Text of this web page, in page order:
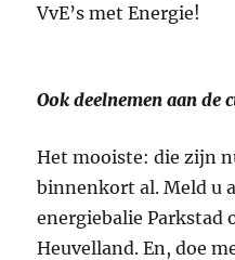
VvE’s met Energie!
Ook deelnemen aan de
Het mooiste: die zijn
binnenkort al. Meld u
energiebalie Parkstad
Heuvelland. En, doe